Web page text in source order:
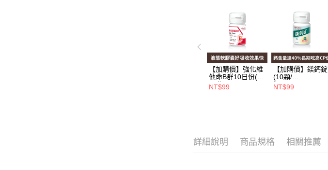
【加購價】強化維
他命B群10日份(10
顆/瓶)_A000226
NT$99
【加購價】鎂鈣錠
(10顆/
瓶)_A000384
NT$99
詳細說明 商品規格 相關推薦